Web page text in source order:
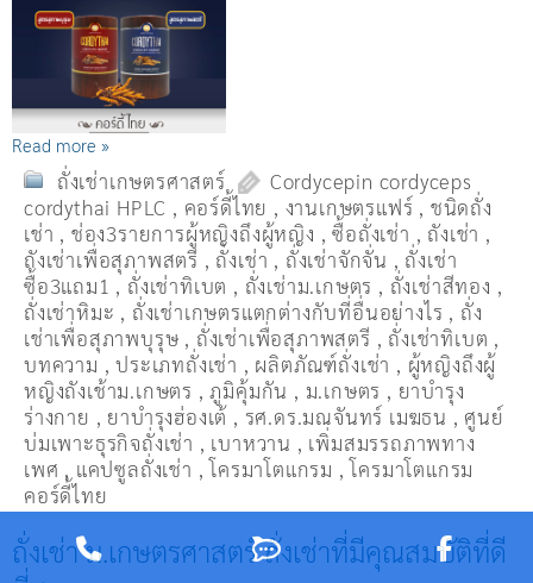
Read more »
ถั่งเช่าเกษตรศาสตร์
Cordycepin cordyceps
cordythai HPLC , คอร์ดี้ไทย , งานเกษตรแฟร์ , ชนิดถั่ง
เช่า , ช่อง3รายการผู้หญิงถึงผู้หญิง ,ซื้อถั่งเช่า , ถังเช่า ,
ถังเช่าเพื่อสุภาพสตรี , ถั่งเช่า , ถั่งเช่าจักจั่น , ถั่งเช่า
ซื้อ3แถม1 , ถั่งเช่าทิเบต , ถั่งเช่าม.เกษตร , ถั่งเช่าสีทอง ,
ถั่งเช่าหิมะ , ถั่งเช่าเกษตรแตกต่างกับที่อื่นอย่างไร , ถั่ง
เช่าเพื่อสุภาพบุรุษ , ถั่งเช่าเพื่อสุภาพสตรี , ถั่่งเช่าทิเบต ,
บทความ ,ประเภทถั่งเช่า , ผลิตภัณฑ์ถั่งเช่า , ผู้หญิงถึงผู้
หญิงถังเช้าม.เกษตร ,ภูมิคุ้มกัน , ม.เกษตร , ยาบำรุง
ร่างกาย , ยาบำรุงฮ่องเต้ , รศ.ดร.มณจันทร์ เมฆธน , ศูนย์
บ่มเพาะธุรกิจถั่งเช่า , เบาหวาน , เพิ่มสมรรถภาพทาง
เพศ , แคปซูลถั่งเช่า ,โครมาโตแกรม ,โครมาโตแกรม
คอร์ดี้ไทย
ถั่งเช่า ม.เกษตรศาสตร์ ถั่งเช่าที่มีคุณสมบัติที่ดี